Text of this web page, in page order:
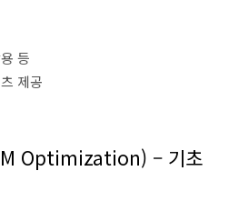
등
제공
Optimization) – 기초